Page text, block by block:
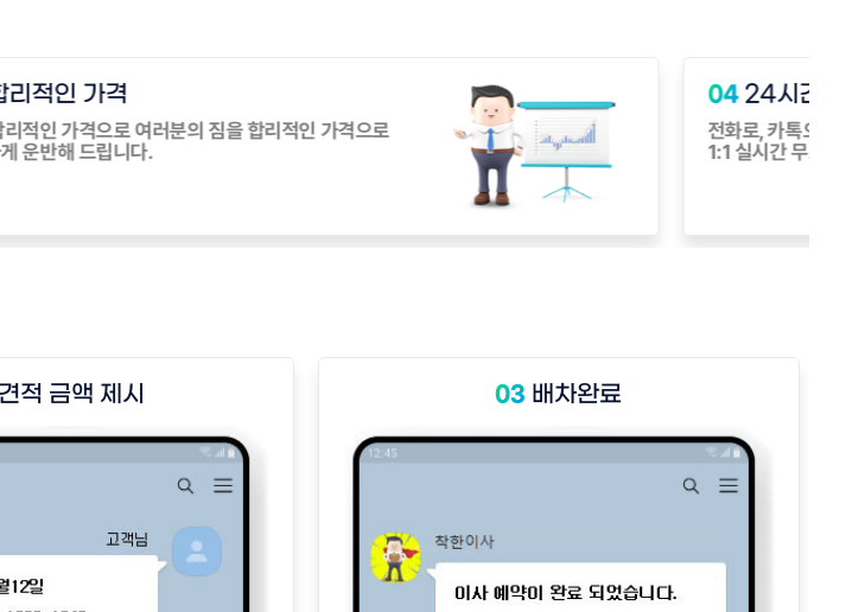
0424시간 빠른상담
전화로, 카톡으로 언제든 24시간
1:1 실시간 무료 빠른상담 가능합니다.
견적 금액 제시 03 배차완료